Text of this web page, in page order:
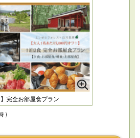
】完全お部屋食プラン
)